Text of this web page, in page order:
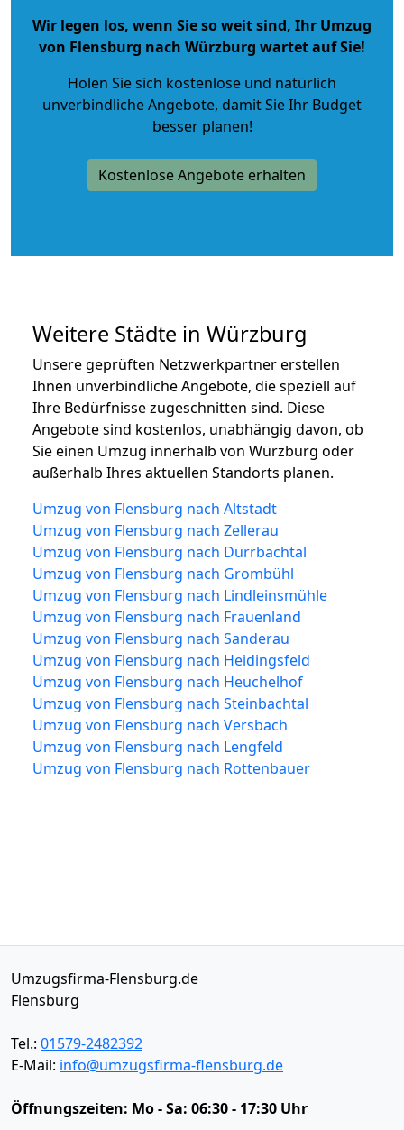
Wir legen los, wenn Sie so weit sind, Ihr Umzug
von Flensburg nach Würzburg wartet auf Sie!
Holen Sie sich kostenlose und natürlich
unverbindliche Angebote, damit Sie Ihr Budget
besser planen!
Kostenlose Angebote erhalten
Weitere Städte in Würzburg
Unsere geprüften Netzwerkpartner erstellen
Ihnen unverbindliche Angebote, die speziell auf
Ihre Bedürfnisse zugeschnitten sind. Diese
Angebote sind kostenlos, unabhängig davon, ob
Sie einen Umzug innerhalb von Würzburg oder
außerhalb Ihres aktuellen Standorts planen.
Umzug von Flensburg nach Altstadt
Umzug von Flensburg nach Zellerau
Umzug von Flensburg nach Dürrbachtal
Umzug von Flensburg nach Grombühl
Umzug von Flensburg nach Lindleinsmühle
Umzug von Flensburg nach Frauenland
Umzug von Flensburg nach Sanderau
Umzug von Flensburg nach Heidingsfeld
Umzug von Flensburg nach Heuchelhof
Umzug von Flensburg nach Steinbachtal
Umzug von Flensburg nach Versbach
Umzug von Flensburg nach Lengfeld
Umzug von Flensburg nach Rottenbauer
Umzugsfirma-Flensburg.de
Flensburg
Tel.: 01579-2482392
E-Mail: info@umzugsfirma-flensburg.de
Öffnungszeiten: Mo - Sa: 06:30 - 17:30 Uhr